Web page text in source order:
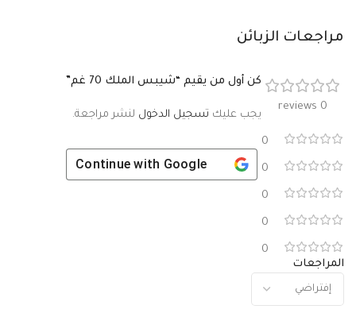
مراجعات الزبائن
0 reviews
0
0
0
0
0
المراجعات
كن أول من يقيم “شيبس الملك 70 غم”
يجب عليك تسجيل الدخول لنشر مراجعة.
Continue with Google